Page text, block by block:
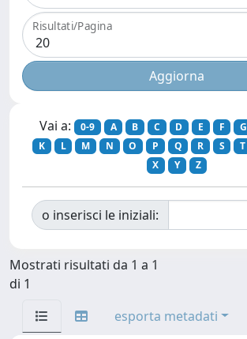
Risultati/Pagina
Vai a: 0-9 A B C D E F G
K
L M N O P Q R S T
X
Y Z
o inserisci le iniziali:
Mostrati risultati da 1 a 1
di 1
esporta metadati